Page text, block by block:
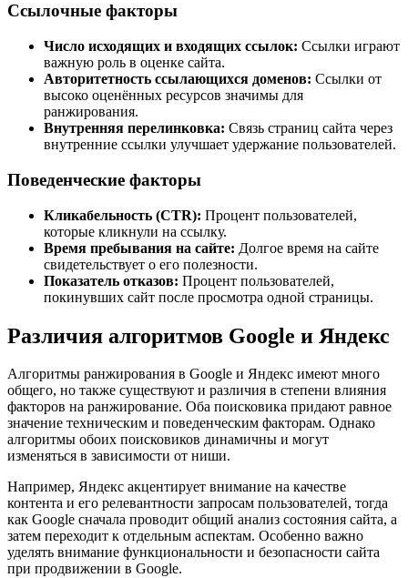
Ссылочные факторы
Число исходящих и входящих ссылок: Ссылки играют
важную роль в оценке сайта.
Авторитетность ссылающихся доменов: Ссылки от
высоко оценённых ресурсов значимы для
ранжирования.
Внутренняя перелинковка: Связь страниц сайта через
внутренние ссылки улучшает удержание пользователей.
Поведенческие факторы
Кликабельность (CTR): Процент пользователей,
которые кликнули на ссылку.
Время пребывания на сайте: Долгое время на сайте
свидетельствует о его полезности.
Показатель отказов: Процент пользователей,
покинувших сайт после просмотра одной страницы.
Различия алгоритмов Google и Яндекс
Алгоритмы ранжирования в Google и Яндекс имеют много
общего, но также существуют и различия в степени влияния
факторов на ранжирование. Оба поисковика придают равное
значение техническим и поведенческим факторам. Однако
алгоритмы обоих поисковиков динамичны и могут
изменяться в зависимости от ниши.
Например, Яндекс акцентирует внимание на качестве
контента и его релевантности запросам пользователей, тогда
как Google сначала проводит общий анализ состояния сайта, а
затем переходит к отдельным аспектам. Особенно важно
уделять внимание функциональности и безопасности сайта
при продвижении в Google.